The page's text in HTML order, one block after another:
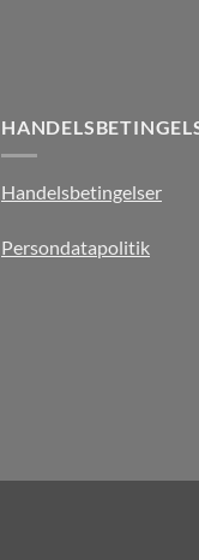
Handelsbetingelser
Persondatapolitik